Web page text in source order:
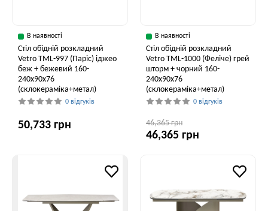
В наявності
Стіл обідній розкладний
Vetro ТМL-997 (Паріс) іджео
беж + бежевий 160-
240x90x76
(склокераміка+метал)
0 відгуків
50,733 грн
В наявності
Стіл обідній розкладний
Vetro ТМL-1000 (Феліче) грей
шторм + чорний 160-
240x90x76
(склокераміка+метал)
0 відгуків
46,365 грн
46,365 грн